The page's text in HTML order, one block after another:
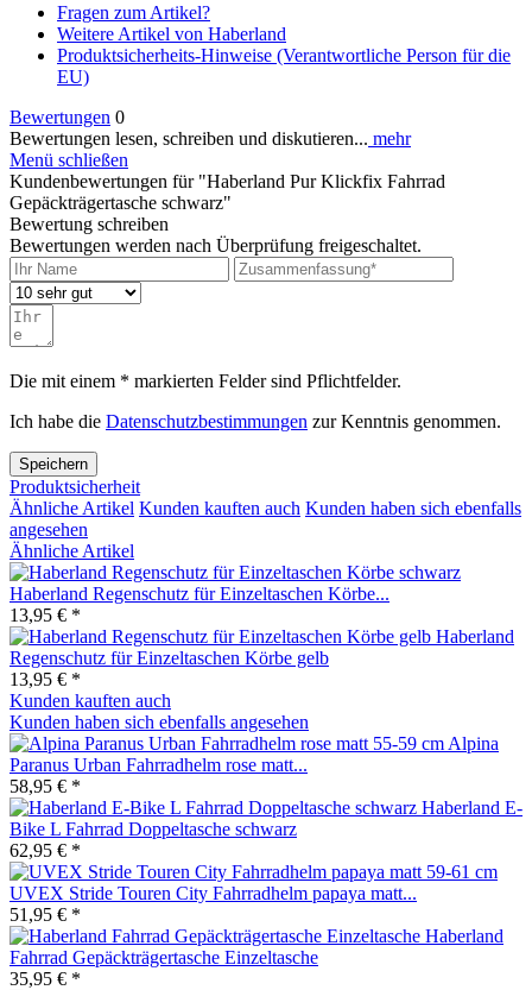
Fragen zum Artikel?
Weitere Artikel von Haberland
Produktsicherheits-Hinweise (Verantwortliche Person für die
EU)
Bewertungen 0
Bewertungen lesen, schreiben und diskutieren... mehr
Menü schließen
Kundenbewertungen für "Haberland Pur Klickfix Fahrrad
Gepäckträgertasche schwarz"
Bewertung schreiben
Bewertungen werden nach Überprüfung freigeschaltet.
Die mit einem * markierten Felder sind Pflichtfelder.
Ich habe die Datenschutzbestimmungen zur Kenntnis genommen.
Speichern
Produktsicherheit
Ähnliche Artikel Kunden kauften auch Kunden haben sich ebenfalls
angesehen
Ähnliche Artikel
Haberland Regenschutz für Einzeltaschen Körbe...
13,95 € *
Haberland
Regenschutz für Einzeltaschen Körbe gelb
13,95 € *
Kunden kauften auch
Kunden haben sich ebenfalls angesehen
Alpina
Paranus Urban Fahrradhelm rose matt...
58,95 € *
Haberland E-
Bike L Fahrrad Doppeltasche schwarz
62,95 € *
UVEX Stride Touren City Fahrradhelm papaya matt...
51,95 € *
Haberland
Fahrrad Gepäckträgertasche Einzeltasche
35,95 € *